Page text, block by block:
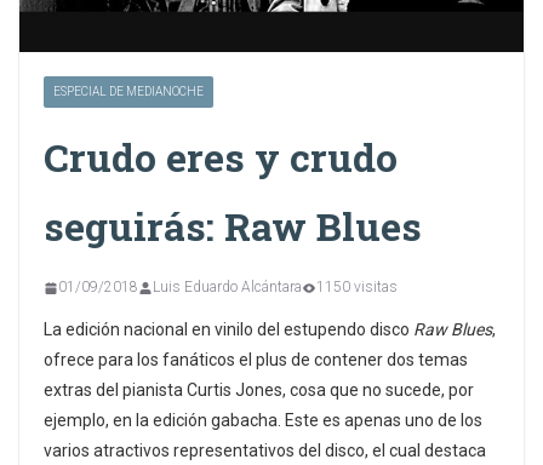
ESPECIAL DE MEDIANOCHE
Crudo eres y crudo
seguirás: Raw Blues
01/09/2018 Luis Eduardo Alcántara 1150 visitas
La edición nacional en vinilo del estupendo disco Raw Blues,
ofrece para los fanáticos el plus de contener dos temas
extras del pianista Curtis Jones, cosa que no sucede, por
ejemplo, en la edición gabacha. Este es apenas uno de los
varios atractivos representativos del disco, el cual destaca